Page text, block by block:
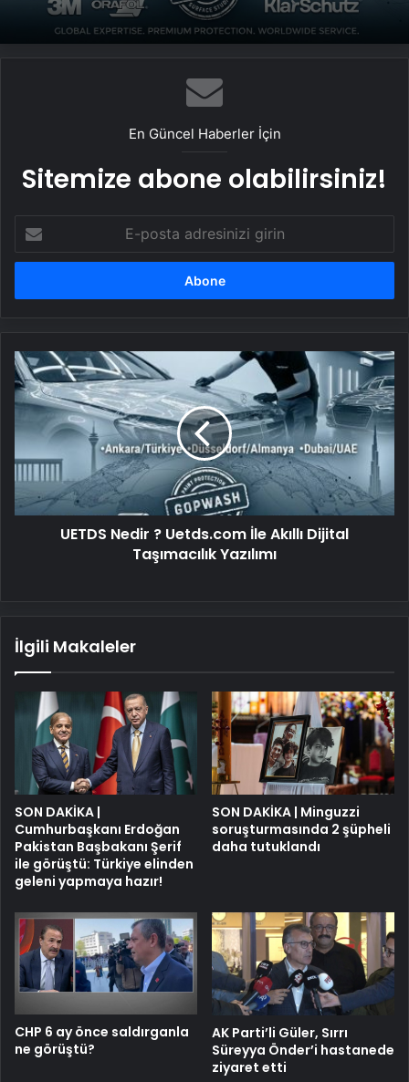
En Güncel Haberler İçin
Sitemize abone olabilirsiniz!
posta
adresinizi
UETDS
Nedir
Uetds.com
İle
Akıllı
Taşımacılık
Yazılımı
UETDS Nedir ? Uetds.com İle Akıllı Dijital
Taşımacılık Yazılımı
İlgili Makaleler
SON DAKİKA |
Cumhurbaşkanı Erdoğan
Pakistan Başbakanı Şerif
ile görüştü: Türkiye elinden
geleni yapmaya hazır!
SON DAKİKA | Minguzzi
soruşturmasında 2 şüpheli
daha tutuklandı
CHP 6 ay önce saldırganla
ne görüştü?
AK Parti’li Güler, Sırrı
Süreyya Önder’i hastanede
ziyaret etti